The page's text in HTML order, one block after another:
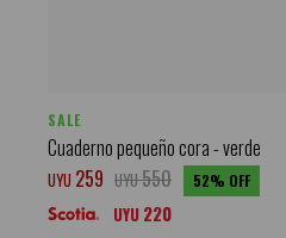
SALE
Cuaderno pequeño cora - verde
UYU 259 UYU550 52
UYU 220